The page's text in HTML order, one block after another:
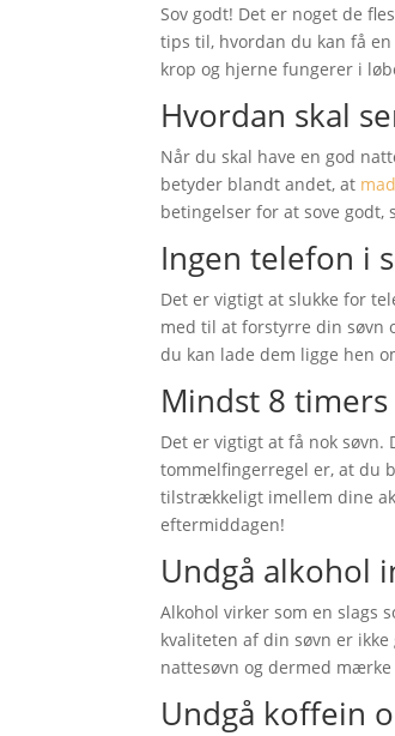
Sov godt! Det er noget de
tips til, hvordan du kan få
krop og hjerne fungerer i
Hvordan skal
Når du skal have en god
betyder blandt andet, at
betingelser for at sove godt,
Ingen telefon i
Det er vigtigt at slukke for
med til at forstyrre din søvn
du kan lade dem ligge hen
Mindst 8 timers
Det er vigtigt at få nok søvn.
tommelfingerregel er, at du
tilstrækkeligt imellem dine
eftermiddagen!
Undgå alkohol
Alkohol virker som en slags
kvaliteten af din søvn er
nattesøvn og dermed
Undgå koffein